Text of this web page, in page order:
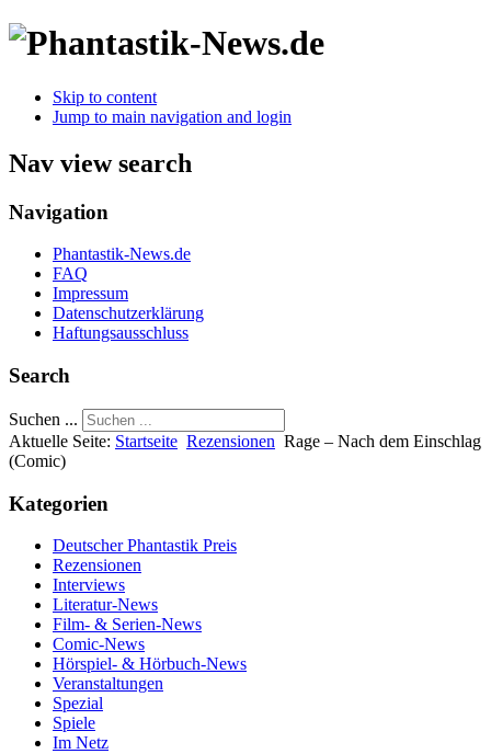
Skip to content
Jump to main navigation and login
Nav view search
Navigation
Phantastik-News.de
FAQ
Impressum
Datenschutzerklärung
Haftungsausschluss
Search
Suchen ...
Aktuelle Seite: Startseite Rezensionen Rage – Nach dem Einschlag
(Comic)
Kategorien
Deutscher Phantastik Preis
Rezensionen
Interviews
Literatur-News
Film- & Serien-News
Comic-News
Hörspiel- & Hörbuch-News
Veranstaltungen
Spezial
Spiele
Im Netz